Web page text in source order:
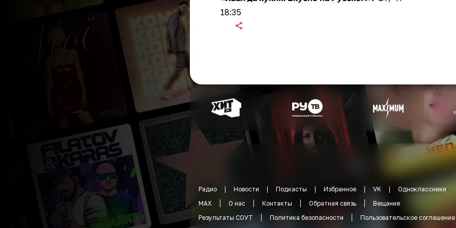
18:35
Радио Новости Подкасты Избранное VK
Одноклассники
MAX
О нас Контакты Обратная связь
Вещание
Результаты СОУТ
Политика безопасности
Пользовательское соглашение